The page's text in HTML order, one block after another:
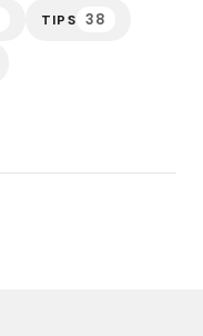
TIPS 38